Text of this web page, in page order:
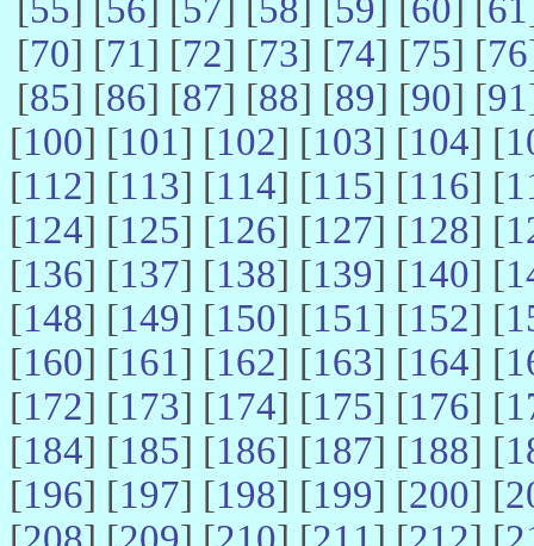
[55] [56] [57] [58] [59] [60] [61
[70] [71] [72] [73] [74] [75] [76
[85] [86] [87] [88] [89] [90] [91
[100] [101] [102] [103] [104] [
[112] [113] [114] [115] [116] [
[124] [125] [126] [127] [128] [
[136] [137] [138] [139] [140] [
[148] [149] [150] [151] [152] [
[160] [161] [162] [163] [164] [
[172] [173] [174] [175] [176] [
[184] [185] [186] [187] [188] [
[196] [197] [198] [199] [200] [